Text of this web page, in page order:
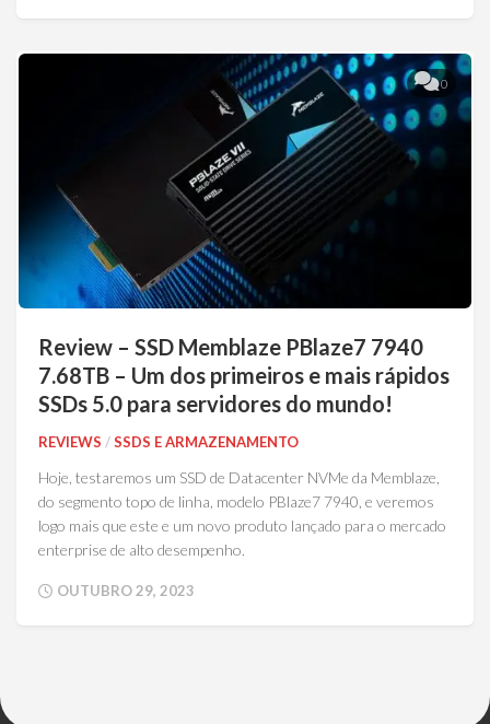
0
Review – SSD Memblaze PBlaze7 7940
7.68TB – Um dos primeiros e mais rápidos
SSDs 5.0 para servidores do mundo!
REVIEWS /SSDS E ARMAZENAMENTO
Hoje, testaremos um SSD de Datacenter NVMe da Memblaze,
do segmento topo de linha, modelo PBlaze7 7940, e veremos
logo mais que este e um novo produto lançado para o mercado
enterprise de alto desempenho.
OUTUBRO 29, 2023